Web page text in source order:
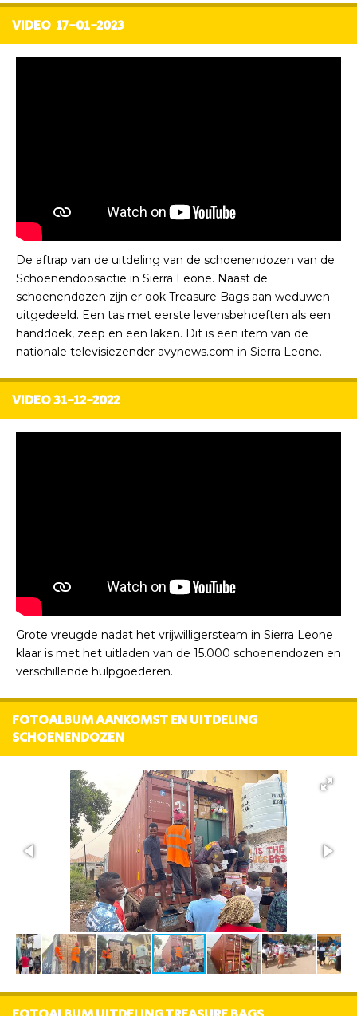
VIDEO 17-01-2023
De aftrap van de uitdeling van de schoenendozen van de
Schoenendoosactie in Sierra Leone. Naast de
schoenendozen zijn er ook Treasure Bags aan weduwen
uitgedeeld. Een tas met eerste levensbehoeften als een
handdoek, zeep en een laken. Dit is een item van de
nationale televisiezender avynews.com in Sierra Leone.
VIDEO 31-12-2022
Grote vreugde nadat het vrijwilligersteam in Sierra Leone
klaar is met het uitladen van de 15.000 schoenendozen en
verschillende hulpgoederen.
FOTOALBUM AANKOMST EN UITDELING
SCHOENENDOZEN